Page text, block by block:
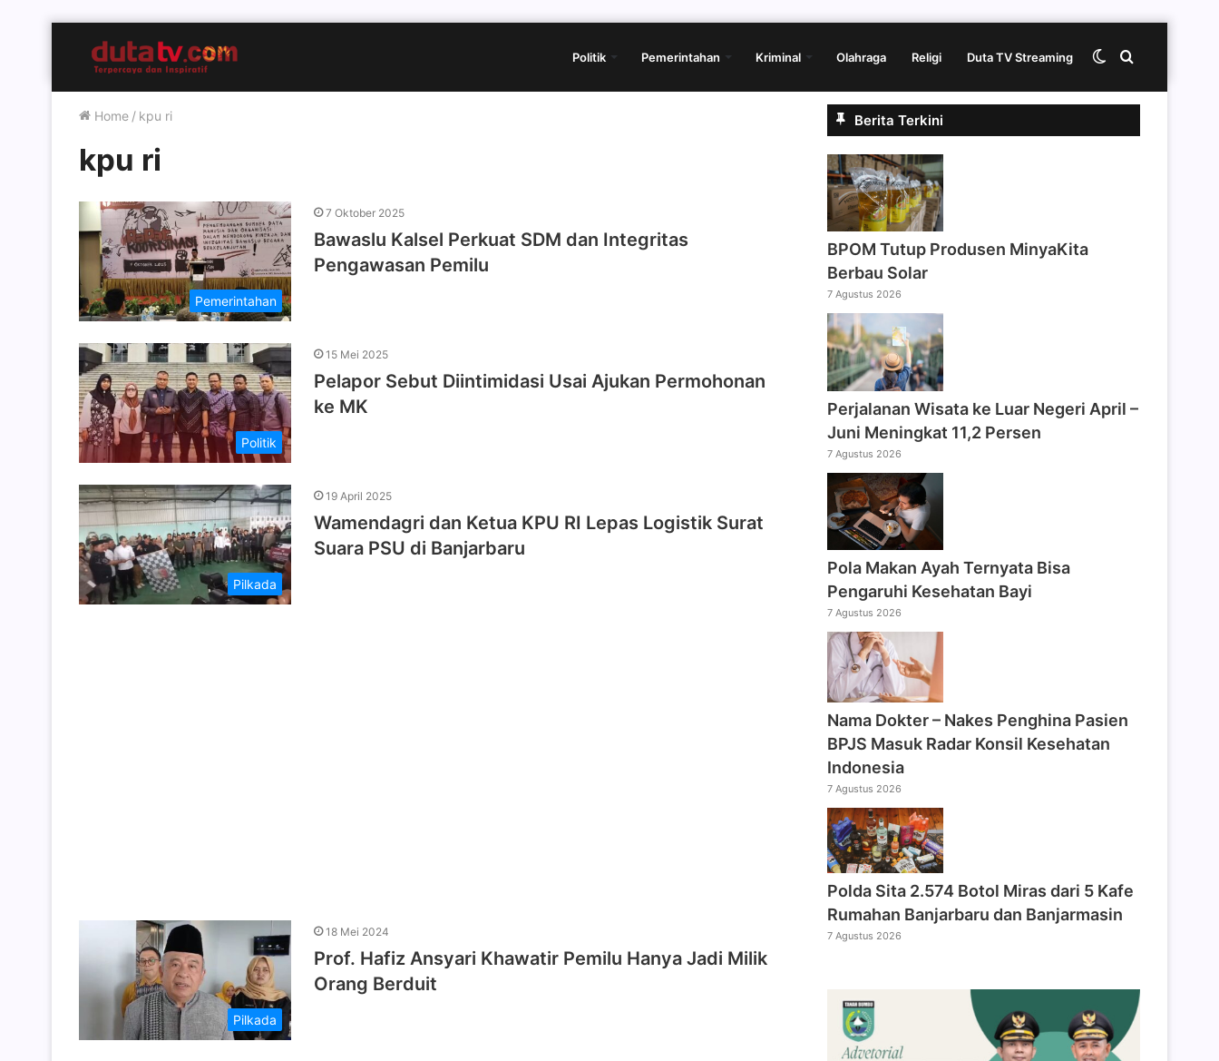
Politik Pemerintahan Kriminal Olahraga Religi Duta TV Streaming Cari
Switch
Home / kpu ri
kpu ri
Pemerintahan
7 Oktober 2025
Bawaslu Kalsel Perkuat SDM dan Integritas
Pengawasan Pemilu
Politik
15 Mei 2025
Pelapor Sebut Diintimidasi Usai Ajukan Permohonan
ke MK
Pilkada
19 April 2025
Wamendagri dan Ketua KPU RI Lepas Logistik Surat
Suara PSU di Banjarbaru
Pilkada
18 Mei 2024
Prof. Hafiz Ansyari Khawatir Pemilu Hanya Jadi Milik
Orang Berduit
Berita Terkini
BPOM Tutup Produsen MinyaKita
Berbau Solar
7 Agustus 2026
Perjalanan Wisata ke Luar Negeri April –
Juni Meningkat 11,2 Persen
7 Agustus 2026
Pola Makan Ayah Ternyata Bisa
Pengaruhi Kesehatan Bayi
7 Agustus 2026
Nama Dokter – Nakes Penghina Pasien
BPJS Masuk Radar Konsil Kesehatan
Indonesia
7 Agustus 2026
Polda Sita 2.574 Botol Miras dari 5 Kafe
Rumahan Banjarbaru dan Banjarmasin
7 Agustus 2026